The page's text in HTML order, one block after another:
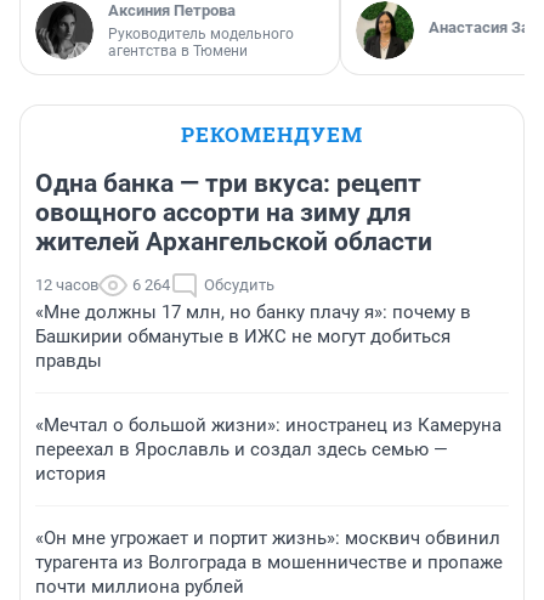
Аксиния Петрова
Руководитель модельного
агентства в Тюмени
Анастасия
РЕКОМЕНДУЕМ
Одна банка — три вкуса: рецепт
овощного ассорти на зиму для
жителей Архангельской области
12 часов 6 264 Обсудить
«Мне должны 17 млн, но банку плачу я»: почему в
Башкирии обманутые в ИЖС не могут добиться
правды
«Мечтал о большой жизни»: иностранец из Камеруна
переехал в Ярославль и создал здесь семью —
история
«Он мне угрожает и портит жизнь»: москвич обвинил
турагента из Волгограда в мошенничестве и пропаже
почти миллиона рублей